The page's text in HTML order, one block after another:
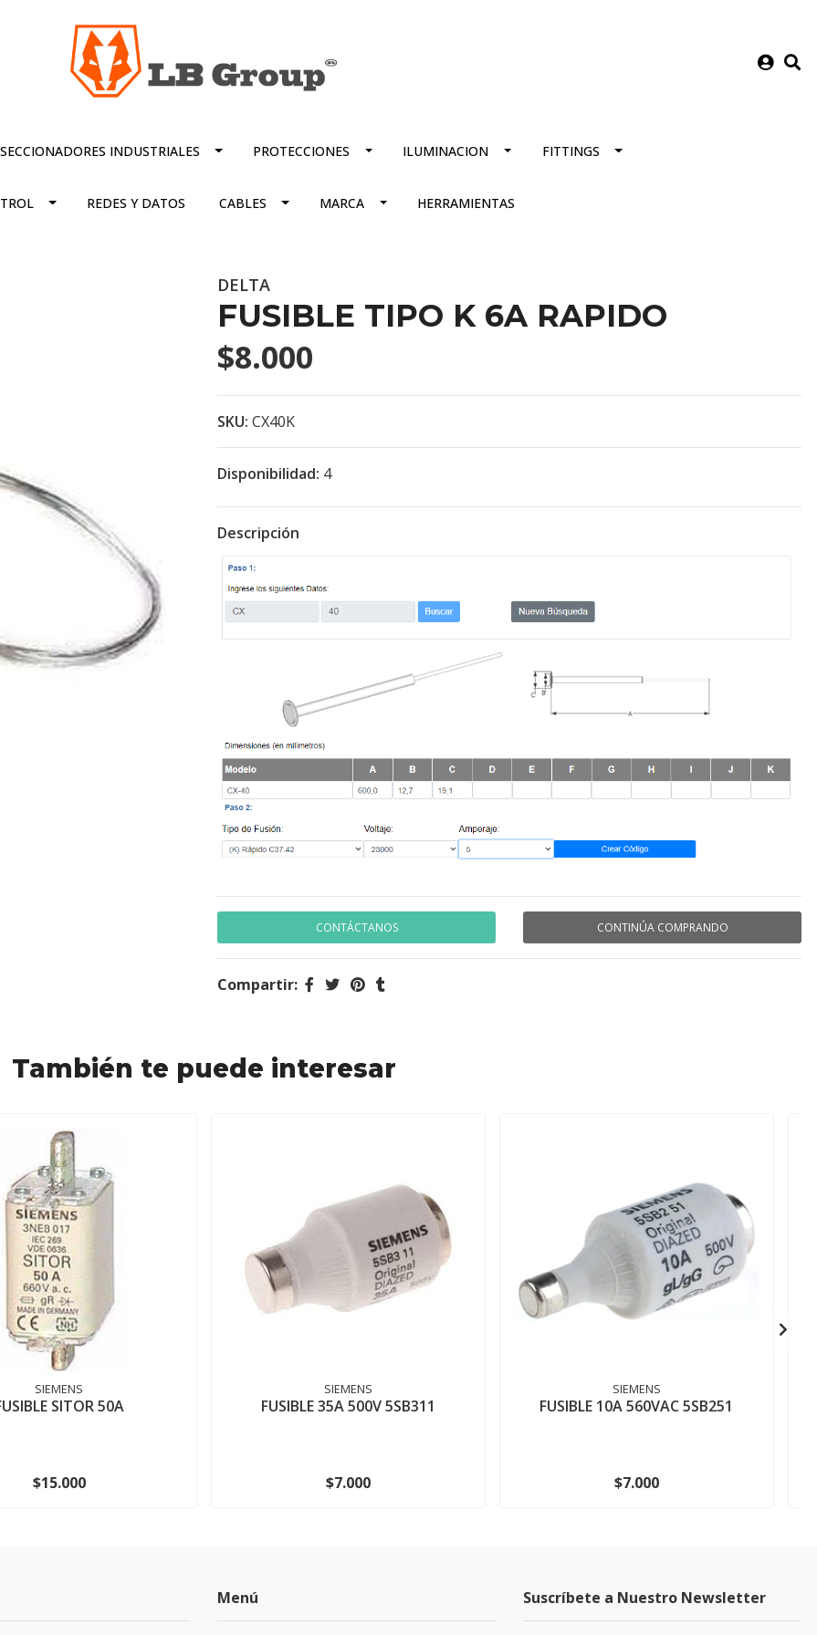
SECCIONADORES INDUSTRIALES PROTECCIONES ILUMINACION FITTINGS
REDES Y DATOS CABLES MARCA HERRAMIENTAS
DELTA
FUSIBLE TIPO K 6A RAPIDO
$8.000
SKU: CX40K
Disponibilidad: 4
Descripción
CONTÁCTANOS CONTINÚA COMPRANDO
Compartir:
También te puede interesar
SIEMENS
SITOR 50A
$15.000
SIEMENS
FUSIBLE 35A 500V 5SB311
$7.000
SIEMENS
FUSIBLE 10A 560VAC 5SB251
$7.000
Menú Suscríbete a Nuestro Newsletter